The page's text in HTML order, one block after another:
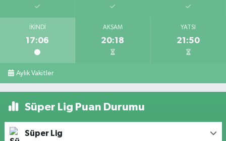
İKINDI
17:06
AKŞAM
20:18
YATSI
21:50
Aylık Vakitler
Süper Lig Puan Durumu
Süper Lig